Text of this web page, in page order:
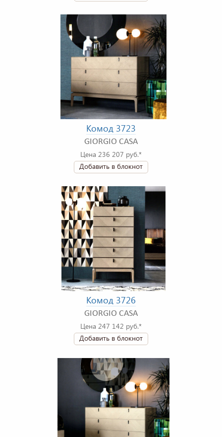
Комод 3723
GIORGIO CASA
Цена 236 207 руб.*
Добавить в блокнот
Комод 3726
GIORGIO CASA
Цена 247 142 руб.*
Добавить в блокнот